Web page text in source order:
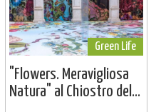
Green Life
"Flowers. Meravigliosa
Natura" al Chiostro del...